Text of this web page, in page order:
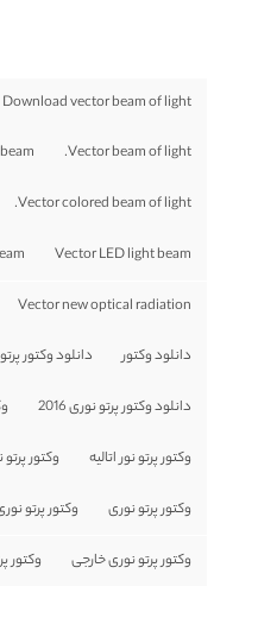
Download vector beam of light
Vector beam of light.
Vector colored beam of light.
Vector LED light beam
Vector new optical radiation
دانلود وکتور دانلود وکتور
دانلود وکتور پرتو نوری 2016
وکتور پرتو نور اتالیه وکتور پرتو
وکتور پرتو نوری وکتور پرتو
وکتور پرتو نوری خارجی وکتور